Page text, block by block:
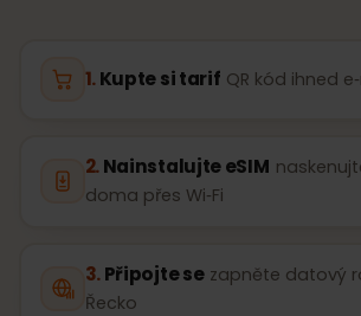
Kupte si tarif QR kód ihned
Nainstalujte eSIM
doma přes Wi‑Fi
Připojte se zapněte datový
Řecko